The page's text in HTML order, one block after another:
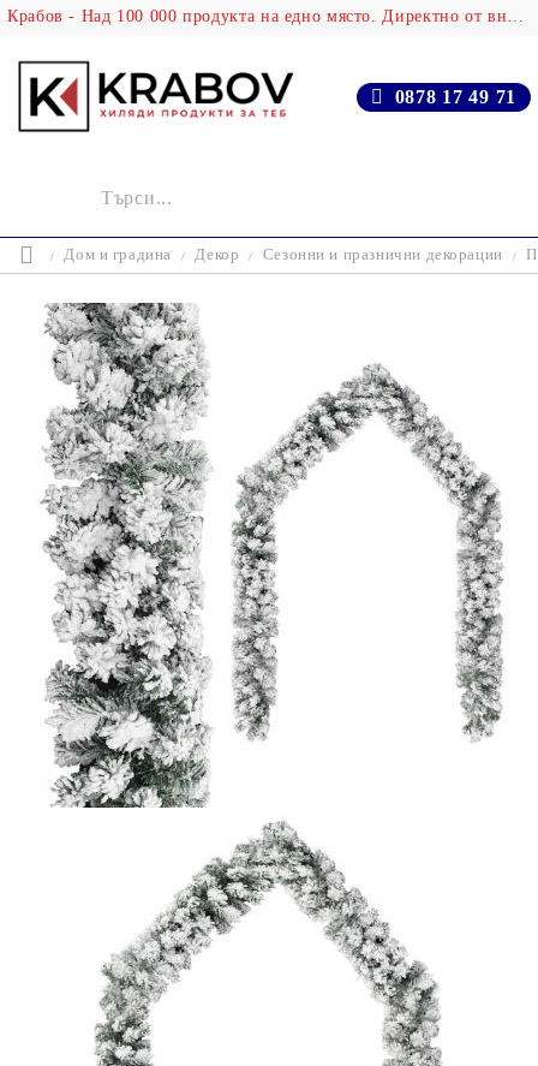
Крабов - Над 100 000 продукта на едно място. Директно от вносителя!
0878 17 49 71
Дом и градина Декор Сезонни и празнични декорации